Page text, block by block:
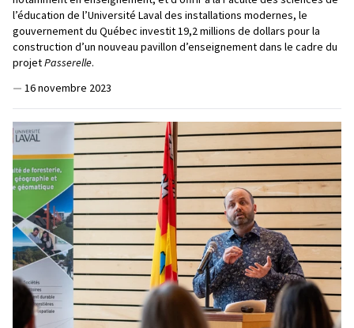
l’éducation de l’Université Laval des installations modernes, le
gouvernement du Québec investit 19,2 millions de dollars pour la
construction d’un nouveau pavillon d’enseignement dans le cadre du
projetPasserelle.
— 16 novembre 2023